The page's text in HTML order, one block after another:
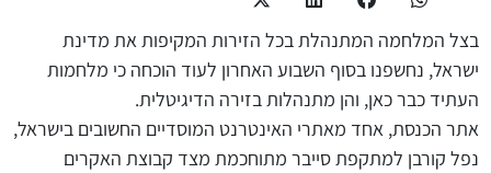
בצל המלחמה המתנהלת בכל הזירות המקיפות את מדינת
ישראל, נחשפנו בסוף השבוע האחרון לעוד הוכחה כי מלחמות
העתיד כבר כאן, והן מתנהלות בזירה הדיגיטלית.
אתר הכנסת, אחד מאתרי האינטרנט המוסדיים החשובים בישראל,
נפל קורבן למתקפת סייבר מתוחכמת מצד קבוצת האקרים